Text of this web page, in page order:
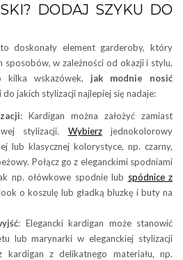
DODAJ SZYKU DO
doskonały element garderoby, który
sposobów, w zależności od okazji i stylu,
kilka wskazówek, jak modnie nosić
i do jakich stylizacji najlepiej się nadaje:
: Kardigan można założyć zamiast
stylizacji. Wybierzjednokolorowy
lub klasycznej kolorystyce, np. czarny,
Połącz go z eleganckimi spodniami
np. ołówkowe spodnie lub spódnice z
o koszulę lub gładką bluzkę i buty na
: Elegancki kardigan może stanowić
lub marynarki w eleganckiej stylizacji
kardigan z delikatnego materiału, np.